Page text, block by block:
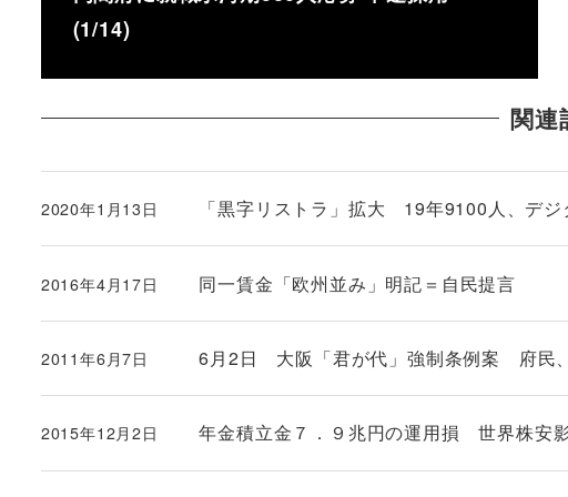
(1/14)
関連
「黒字リストラ」拡大 19年9100人、デ
投稿日
2020年1月13日
同一賃金「欧州並み」明記＝自民提言
投稿日
2016年4月17日
6月2日 大阪「君が代」強制条例案 府民
投稿日
2011年6月7日
年金積立金７．９兆円の運用損 世界株安
投稿日
2015年12月2日